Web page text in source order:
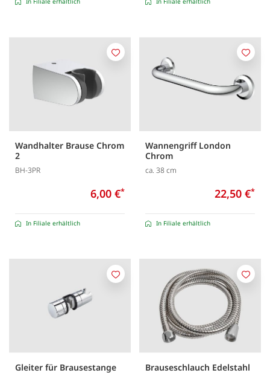
Wandhalter Brause Chrom
2
BH-3PR
6,00 €*
In Filiale erhältlich
Merken
Wannengriff London
Chrom
ca. 38 cm
22,50 €*
In Filiale erhältlich
Gleiter für Brausestange
Merken
Brauseschlauch Edelstahl